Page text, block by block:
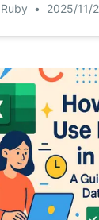
간단한 영어 명령
방법을 알아보세
Ruby • 2025/11/